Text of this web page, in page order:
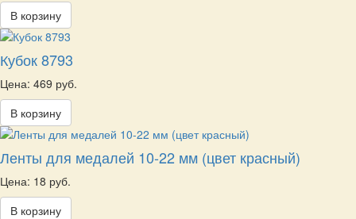
В корзину
Кубок 8793
Цена: 469 руб.
В корзину
Ленты для медалей 10-22 мм (цвет красный)
Цена: 18 руб.
В корзину